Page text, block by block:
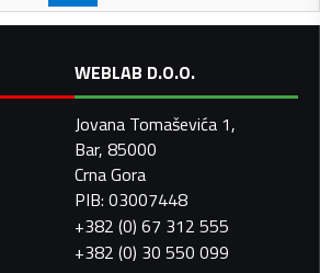
WEBLAB D.O.O.
Jovana Tomaševića 1,
Bar, 85000
Crna Gora
PIB: 03007448
+382 (0) 67 312 555
+382 (0) 30 550 099